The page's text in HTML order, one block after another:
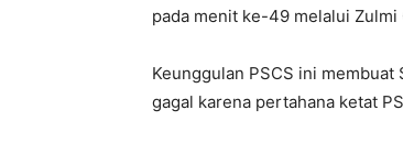
pada menit ke-49 melalui Zulmi
Keunggulan PSCS ini
gagal karena pertahana ketat